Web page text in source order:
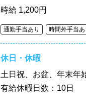
時給 1,200円
通勤手当あり 時間外手当あ
休日・休暇
土日祝、お盆、年末年
有給休暇日数：10日